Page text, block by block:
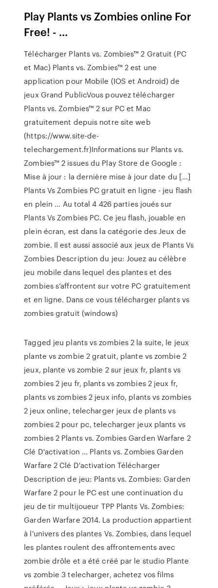
Play Plants vs Zombies online For
Free! - …
Télécharger Plants vs. Zombies™ 2 Gratuit (PC
et Mac) Plants vs. Zombies™ 2 est une
application pour Mobile (IOS et Android) de
jeux Grand PublicVous pouvez télécharger
Plants vs. Zombies™ 2 sur PC et Mac
gratuitement depuis notre site web
(https://www.site-de-
telechargement.fr)Informations sur Plants vs.
Zombies™ 2 issues du Play Store de Google :
Mise à jour : la dernière mise à jour date du […]
Plants Vs Zombies PC gratuit en ligne - jeu flash
en plein ... Au total 4 426 parties joués sur
Plants Vs Zombies PC. Ce jeu flash, jouable en
plein écran, est dans la catégorie des Jeux de
zombie. Il est aussi associé aux jeux de Plants Vs
Zombies Description du jeu: Jouez au célèbre
jeu mobile dans lequel des plantes et des
zombies s’affrontent sur votre PC gratuitement
et en ligne. Dans ce vous télécharger plants vs
zombies gratuit (windows)
Tagged jeu plants vs zombies 2 la suite, le jeux
plante vs zombie 2 gratuit, plante vs zombie 2
jeux, plante vs zombie 2 sur jeux fr, plants vs
zombies 2 jeu fr, plants vs zombies 2 jeux fr,
plants vs zombies 2 jeux info, plants vs zombies
2 jeux online, telecharger jeux de plants vs
zombies 2 pour pc, telecharger jeux plants vs
zombies 2 Plants vs. Zombies Garden Warfare 2
Clé D'activation ... Plants vs. Zombies Garden
Warfare 2 Clé D'activation Télécharger
Description de jeu: Plants vs. Zombies: Garden
Warfare 2 pour le PC est une continuation du
jeu de tir multijoueur TPP Plants Vs. Zombies:
Garden Warfare 2014. La production appartient
à l'univers des plantes Vs. Zombies, dans lequel
les plantes roulent des affrontements avec
zombie drôle et a été créé par le studio Plante
vs zombie 3 telecharger, achetez vos films